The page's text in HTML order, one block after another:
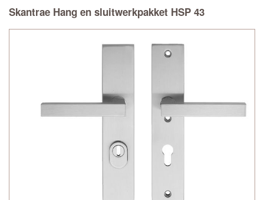
Skantrae Hang en sluitwerkpakket HSP 43